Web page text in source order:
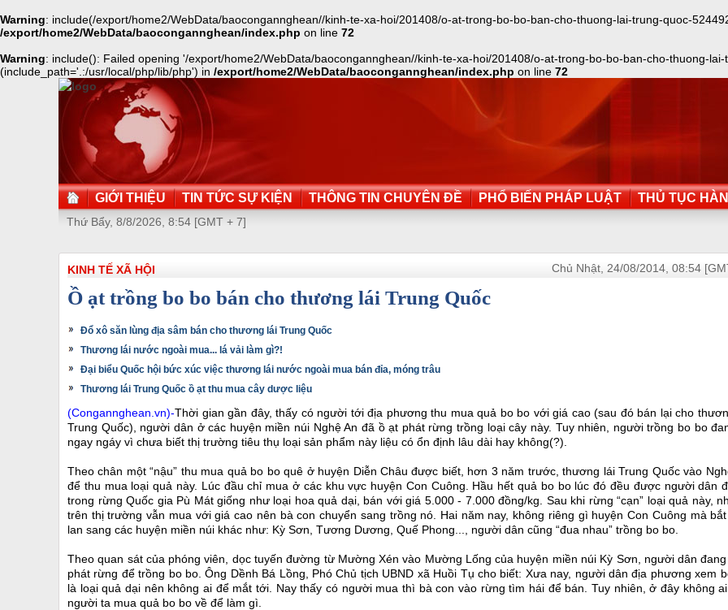
Warning: include(/export/home2/WebData/baocongannghean//kinh-te-xa-hoi/201408/o-at-trong-bo-bo-ban-cho-thuong-lai-trung-quoc-
/export/home2/WebData/baocongannghean/index.php on line 72
Warning: include(): Failed opening '/export/home2/WebData/baocongannghean//kinh-te-xa-hoi/201408/o-at-trong-bo-bo-ban-cho-thuong-
(include_path='.:/usr/local/php/lib/php') in /export/home2/WebData/baocongannghean/index.php on line 72
GIỚI THIỆU TIN TỨC SỰ KIỆN THÔNG TIN CHUYÊN ĐỀ PHỔ BIẾN PHÁP LUẬT THỦ TỤC
Thứ Bẩy, 8/8/2026, 8:54 [GMT + 7]
KINH TẾ XÃ HỘI Chủ Nhật, 24/08/2014, 08:54
Ồ ạt trồng bo bo bán cho thương lái Trung Quốc
Đổ xô săn lùng địa sâm bán cho thương lái Trung Quốc
Thương lái nước ngoài mua... lá vải làm gì?!
Đại biểu Quốc hội bức xúc việc thương lái nước ngoài mua bán đỉa, móng trâu
Thương lái Trung Quốc ồ ạt thu mua cây dược liệu
(Congannghean.vn)-Thời gian gần đây, thấy có người tới địa phương thu mua quả bo bo với giá cao (sau đó bán lại cho
Trung Quốc), người dân ở các huyện miền núi Nghệ An đã ồ ạt phát rừng trồng loại cây này. Tuy nhiên, người trồng bo bo
ngay ngáy vì chưa biết thị trường tiêu thụ loại sản phẩm này liệu có ổn định lâu dài hay không(?).
Theo chân một “nậu” thu mua quả bo bo quê ở huyện Diễn Châu được biết, hơn 3 năm trước, thương lái Trung Quốc vào
để thu mua loại quả này. Lúc đầu chỉ mua ở các khu vực huyện Con Cuông. Hầu hết quả bo bo lúc đó đều được người dân
trong rừng Quốc gia Pù Mát giống như loại hoa quả dại, bán với giá 5.000 - 7.000 đồng/kg. Sau khi rừng “cạn” loại quả này,
trên thị trường vẫn mua với giá cao nên bà con chuyển sang trồng nó. Hai năm nay, không riêng gì huyện Con Cuông mà
lan sang các huyện miền núi khác như: Kỳ Sơn, Tương Dương, Quế Phong..., người dân cũng “đua nhau” trồng bo bo.
Theo quan sát của phóng viên, dọc tuyến đường từ Mường Xén vào Mường Lống của huyện miền núi Kỳ Sơn, người dân
phát rừng để trồng bo bo. Ông Dềnh Bá Lồng, Phó Chủ tịch UBND xã Huồi Tụ cho biết: Xưa nay, người dân địa phương xem
là loại quả dại nên không ai để mắt tới. Nay thấy có người mua thì bà con vào rừng tìm hái để bán. Tuy nhiên, ở đây không
người ta mua quả bo bo về để làm gì.